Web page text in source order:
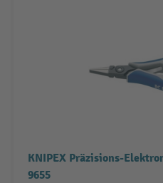
KNIPEX Präzisions-
9655